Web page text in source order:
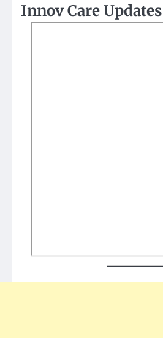
Innov Care Updates